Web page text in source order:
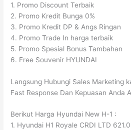
1. Promo Discount Terbaik
2. Promo Kredit Bunga 0%
3. Promo Kredit DP & Angs Ringan
4. Promo Trade In harga terbaik
5. Promo Spesial Bonus Tambahan
6. Free Souvenir HYUNDAI
Langsung Hubungi Sales Marketing
Fast Response Dan Kepuasan Anda
Berikut Harga Hyundai New H-1 :
1. Hyundai H1 Royale CRDI LTD